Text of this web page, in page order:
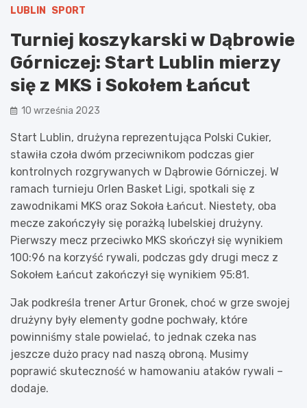
LUBLIN SPORT
Turniej koszykarski w Dąbrowie
Górniczej: Start Lublin mierzy
się z MKS i Sokołem Łańcut
10 września 2023
Start Lublin, drużyna reprezentująca Polski Cukier,
stawiła czoła dwóm przeciwnikom podczas gier
kontrolnych rozgrywanych w Dąbrowie Górniczej. W
ramach turnieju Orlen Basket Ligi, spotkali się z
zawodnikami MKS oraz Sokoła Łańcut. Niestety, oba
mecze zakończyły się porażką lubelskiej drużyny.
Pierwszy mecz przeciwko MKS skończył się wynikiem
100:96 na korzyść rywali, podczas gdy drugi mecz z
Sokołem Łańcut zakończył się wynikiem 95:81.
Jak podkreśla trener Artur Gronek, choć w grze swojej
drużyny były elementy godne pochwały, które
powinniśmy stale powielać, to jednak czeka nas
jeszcze dużo pracy nad naszą obroną. Musimy
poprawić skuteczność w hamowaniu ataków rywali –
dodaje.